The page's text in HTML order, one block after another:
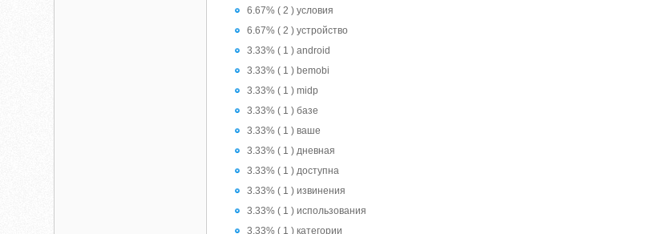
6.67% ( 2 ) условия
6.67% ( 2 ) устройство
3.33% ( 1 ) android
3.33% ( 1 ) bemobi
3.33% ( 1 ) midp
3.33% ( 1 ) базе
3.33% ( 1 ) ваше
3.33% ( 1 ) дневная
3.33% ( 1 ) доступна
3.33% ( 1 ) извинения
3.33% ( 1 ) использования
3.33% ( 1 ) категории